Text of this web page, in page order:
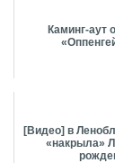
Каминг-аут
[Видео] в
«накрыла»